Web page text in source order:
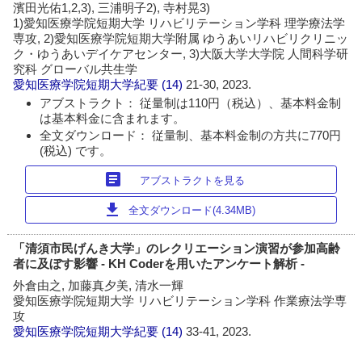
濱田光佑1,2,3), 三浦明子2), 寺村晃3)
1)愛知医療学院短期大学 リハビリテーション学科 理学療法学
専攻, 2)愛知医療学院短期大学附属 ゆうあいリハビリクリニッ
ク・ゆうあいデイケアセンター, 3)大阪大学大学院 人間科学研
究科 グローバル共生学
愛知医療学院短期大学紀要 (14) 21-30, 2023.
アブストラクト： 従量制は110円（税込）、基本料金制
は基本料金に含まれます。
全文ダウンロード： 従量制、基本料金制の方共に770円
(税込) です。
article アブストラクトを見る
download 全文ダウンロード(4.34MB)
「清須市民げんき大学」のレクリエーション演習が参加高齢
者に及ぼす影響 - KH Coderを用いたアンケート解析 -
外倉由之, 加藤真夕美, 清水一輝
愛知医療学院短期大学 リハビリテーション学科 作業療法学専
攻
愛知医療学院短期大学紀要 (14)33-41, 2023.